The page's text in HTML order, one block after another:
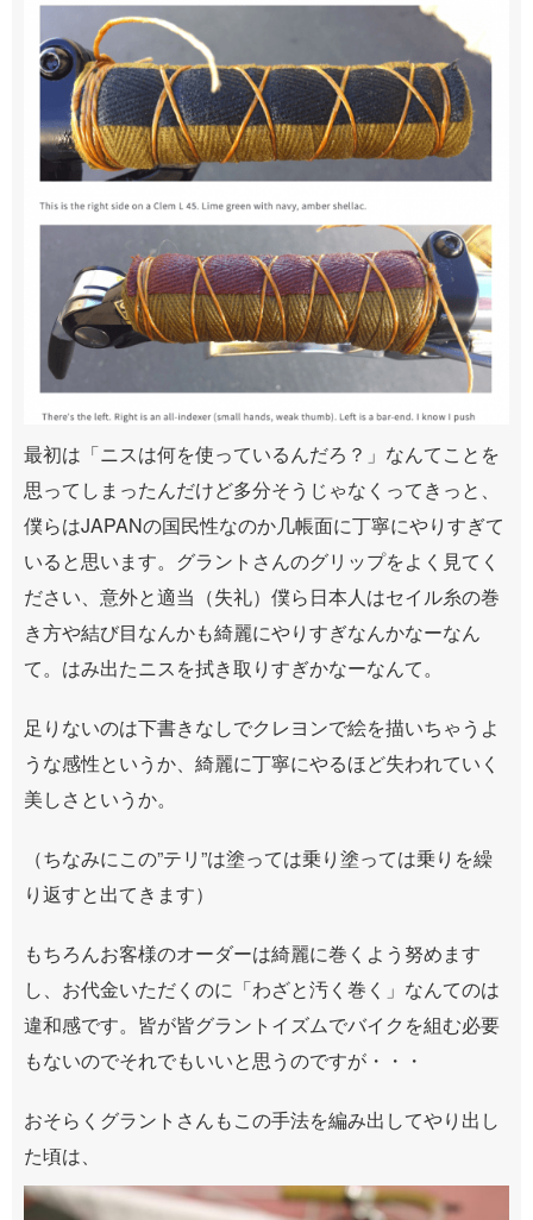
最初は「ニスは何を使っているんだろ？」なんてことを
思ってしまったんだけど多分そうじゃなくってきっと、
僕らはJAPANの国民性なのか几帳面に丁寧にやりすぎて
いると思います。グラントさんのグリップをよく見てく
ださい、意外と適当（失礼）僕ら日本人はセイル糸の巻
き方や結び目なんかも綺麗にやりすぎなんかなーなん
て。はみ出たニスを拭き取りすぎかなーなんて。
足りないのは下書きなしでクレヨンで絵を描いちゃうよ
うな感性というか、綺麗に丁寧にやるほど失われていく
美しさというか。
（ちなみにこの”テリ”は塗っては乗り塗っては乗りを繰
り返すと出てきます）
もちろんお客様のオーダーは綺麗に巻くよう努めます
し、お代金いただくのに「わざと汚く巻く」なんてのは
違和感です。皆が皆グラントイズムでバイクを組む必要
もないのでそれでもいいと思うのですが・・・
おそらくグラントさんもこの手法を編み出してやり出し
た頃は、